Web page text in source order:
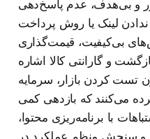
و بی‌هدف، عدم پاسخ‌دهی
ندادن لینک یا روش پرداخت
بی‌کیفیت، قیمت‌گذاری
و گارانتی کالا اشاره
تست کردن بازار، سرمایه
می‌کنند که بازدهی کمی
با برنامه‌ریزی محتوا،